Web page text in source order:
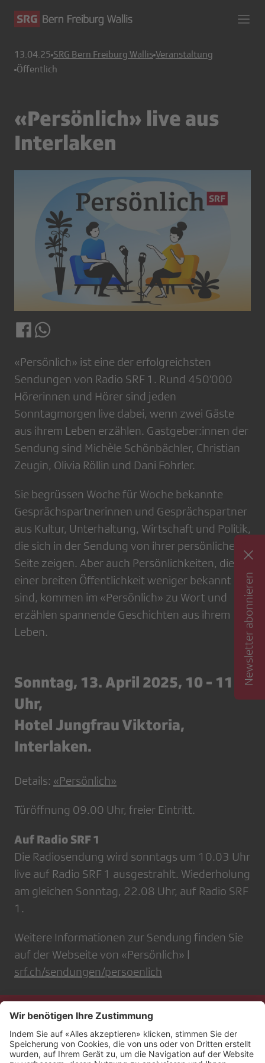
13.04.25 SRG Bern Freiburg Wallis Veranstaltung
Öffentlich
«Persönlich» live aus
Interlaken
«Persönlich» ist eine der erfolgreichsten
Sendungen von Radio SRF 1. Rund 450'000
Hörerinnen und Hörer sind jeden
Sonntagmorgen live dabei, wenn zwei Gäste
aus ihrem Leben erzählen. Gastgeber:innen der
Sendung sind Michèle Schönbächler, Christian
Zeugin, Olivia Röllin und Dani Fohrler.
Sie begrüssen Woche für Woche bekannte
Gesprächspartnerinnen und Gesprächspartner
aus Kultur, Unterhaltung, Wirtschaft und Politik,
die sich in der Sendung von ihrer persönlichen
Seite zeigen. Aber auch Persönlichkeiten, die
einer breiten Öffentlichkeit weniger bekannt
sind, kommen im «Persönlich» zu Wort und
erzählen spannende Geschichten aus ihrem
Leben.
Sonntag, 13. April 2025, 10 - 11
Uhr,
Hotel Jungfrau Viktoria,
Interlaken.
Details: «Persönlich»
Türöffnung 09.00 Uhr, freier Eintritt.
Auf Radio SRF 1
Die Radiosendung wird sonntags um 10.03 Uhr
live auf Radio SRF 1 ausgestrahlt. Wiederholung
am gleichen Sonntag, 22.08 Uhr, auf Radio SRF
1.
Weitere Informationen zur Sendung finden Sie
auf der Webseite von «Persönlich» |
srf.ch/sendungen/persoenlich
Newsletter abonnieren
Kontakt
Impressum